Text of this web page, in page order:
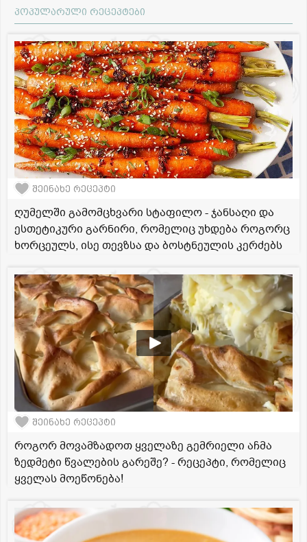
პოპულარული რეცეპტები
შეინახე რეცეპტი
ღუმელში გამომცხვარი სტაფილო - ჯანსაღი და
ესთეტიკური გარნირი, რომელიც უხდება როგორც
ხორცეულს, ისე თევზსა და ბოსტნეულის კერძებს
შეინახე რეცეპტი
როგორ მოვამზადოთ ყველაზე გემრიელი აჩმა
ზედმეტი წვალების გარეშე? - რეცეპტი, რომელიც
ყველას მოეწონება!